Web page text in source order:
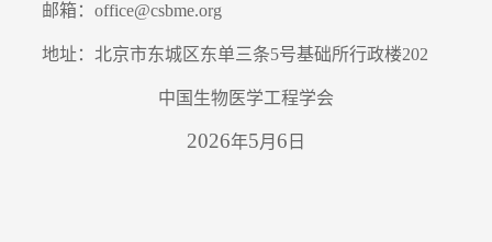
邮箱： office@csbme.org
地址：北京市东城区东单三条5号基础所行政楼202
中国生物医学工程学会
2026年5月 6 日